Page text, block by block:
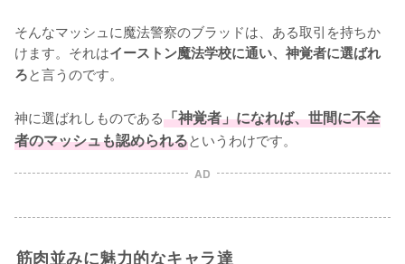
そんなマッシュに魔法警察のブラッドは、ある取引を持ちか
けます。それはイーストン魔法学校に通い、神覚者に選ばれ
ろと言うのです。
神に選ばれしものである「神覚者」になれば、世間に不全
者のマッシュも認められるというわけです。
AD
筋肉並みに魅力的なキャラ達